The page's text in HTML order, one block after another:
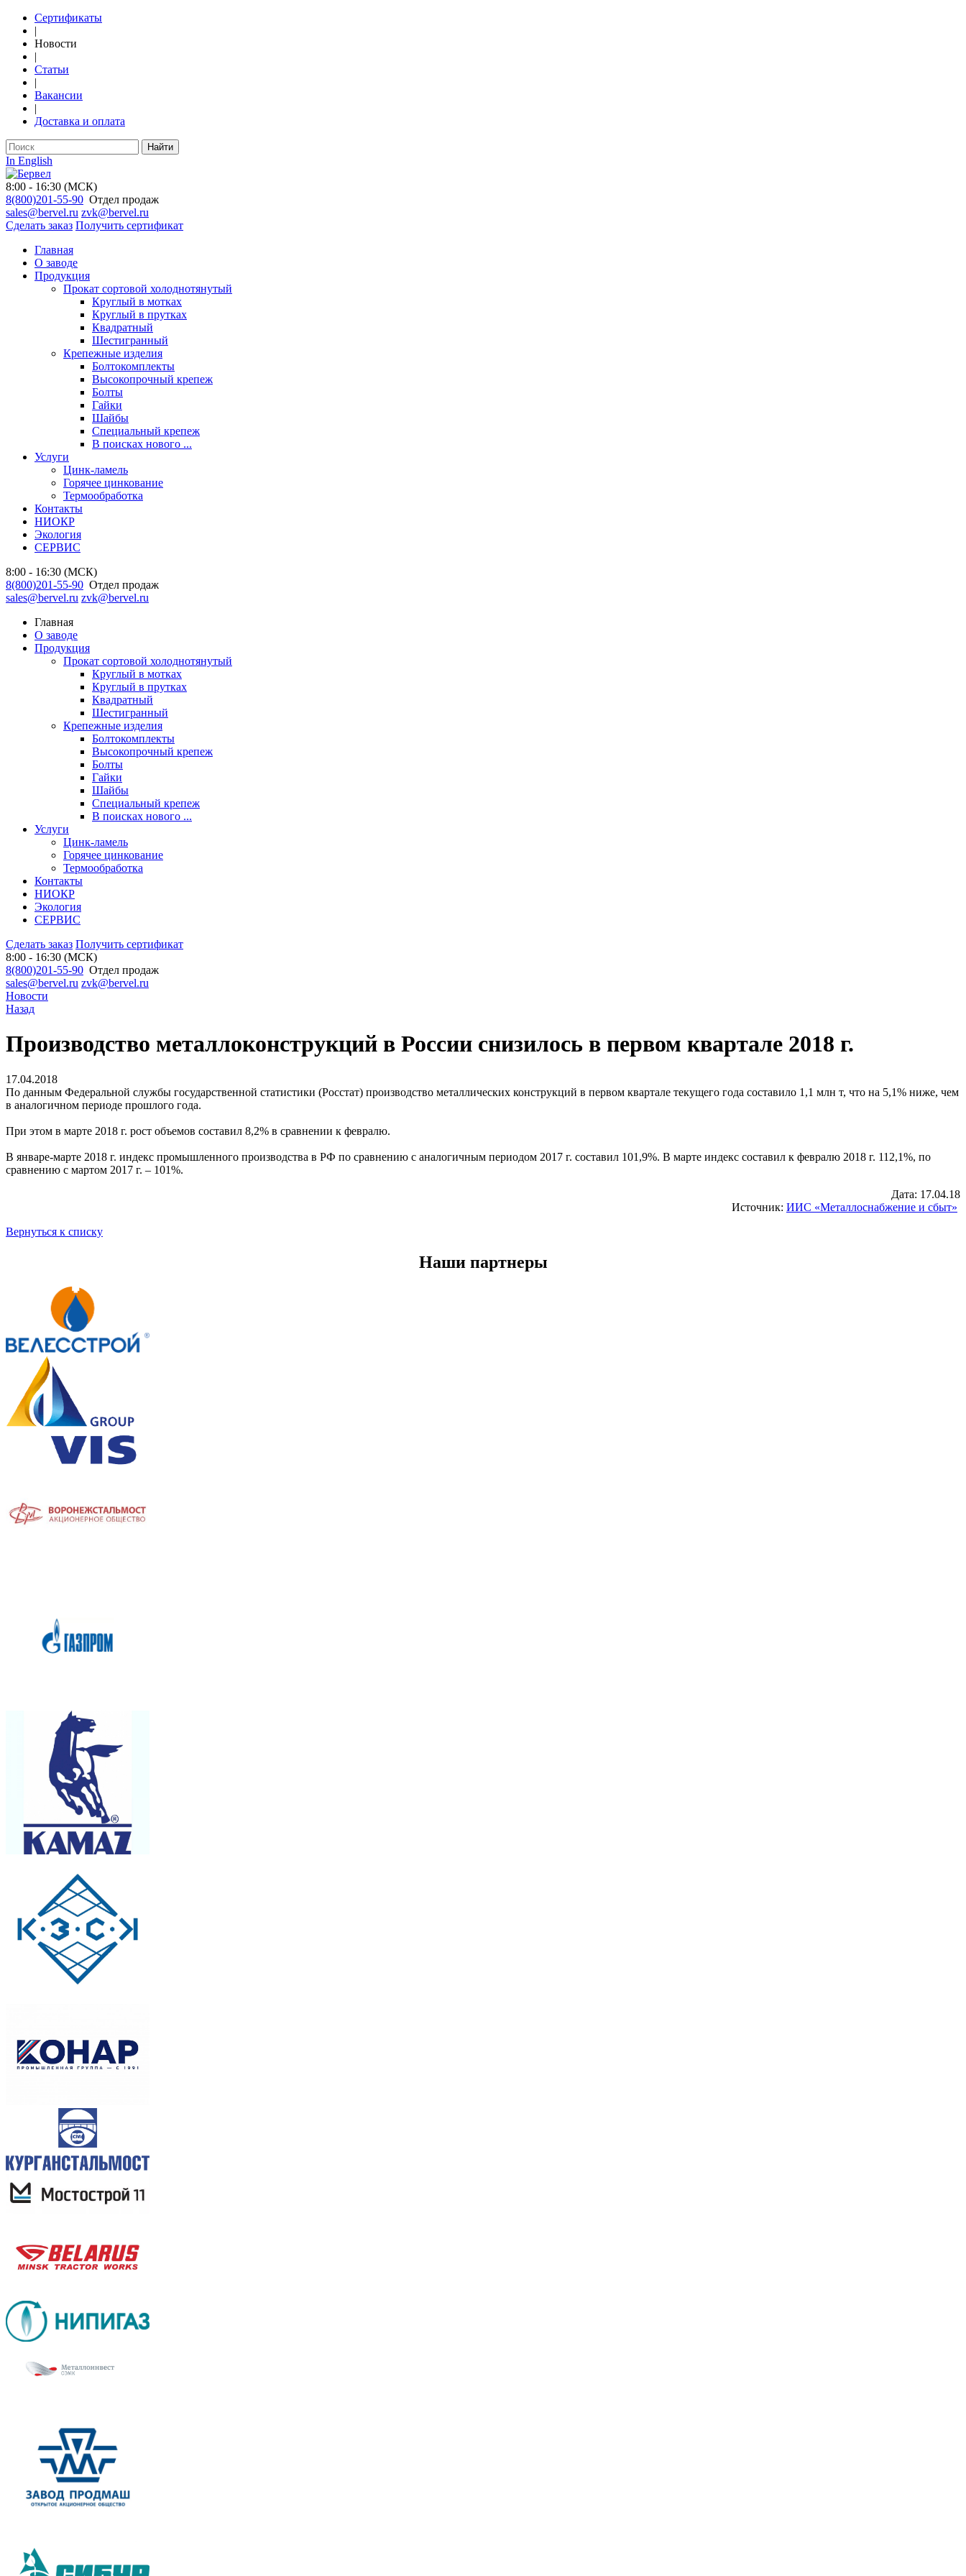
Сертификаты
|
Новости
|
Статьи
|
Вакансии
|
Доставка и оплата
Найти
In English
8:00 - 16:30 (МСК)
8(800)201-55-90 Отдел продаж
sales@bervel.ru zvk@bervel.ru
Сделать заказ Получить сертификат
Главная
О заводе
Продукция
Прокат сортовой холоднотянутый
Круглый в мотках
Круглый в прутках
Квадратный
Шестигранный
Крепежные изделия
Болтокомплекты
Высокопрочный крепеж
Болты
Гайки
Шайбы
Специальный крепеж
В поисках нового ...
Услуги
Цинк-ламель
Горячее цинкование
Термообработка
Контакты
НИОКР
Экология
СЕРВИС
8:00 - 16:30 (МСК)
8(800)201-55-90 Отдел продаж
sales@bervel.ru zvk@bervel.ru
Главная
О заводе
Продукция
Прокат сортовой холоднотянутый
Круглый в мотках
Круглый в прутках
Квадратный
Шестигранный
Крепежные изделия
Болтокомплекты
Высокопрочный крепеж
Болты
Гайки
Шайбы
Специальный крепеж
В поисках нового ...
Услуги
Цинк-ламель
Горячее цинкование
Термообработка
Контакты
НИОКР
Экология
СЕРВИС
Сделать заказ Получить сертификат
8:00 - 16:30 (МСК)
8(800)201-55-90 Отдел продаж
sales@bervel.ru zvk@bervel.ru
Новости
Назад
Производство металлоконструкций в России снизилось в первом квартале 2018 г.
17.04.2018
По данным Федеральной службы государственной статистики (Росстат) производство металлических конструкций в первом квартале текущего года составило 1,1 млн т, что на 5,1% ниже, чем
в аналогичном периоде прошлого года.
При этом в марте 2018 г. рост объемов составил 8,2% в сравнении к февралю.
В январе-марте 2018 г. индекс промышленного производства в РФ по сравнению с аналогичным периодом 2017 г. составил 101,9%. В марте индекс составил к февралю 2018 г. 112,1%, по
сравнению с мартом 2017 г. – 101%.
Дата: 17.04.18
Источник: ИИС «Металлоснабжение и сбыт»
Вернуться к списку
Наши партнеры